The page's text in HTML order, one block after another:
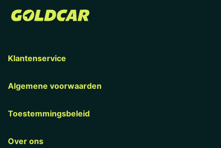
Klantenservice
Algemene voorwaarden
Toestemmingsbeleid
Over ons